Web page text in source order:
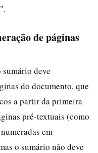
de páginas
deve
do documento, que
a partir da primeira
pré-textuais (como
em
o sumário não deve